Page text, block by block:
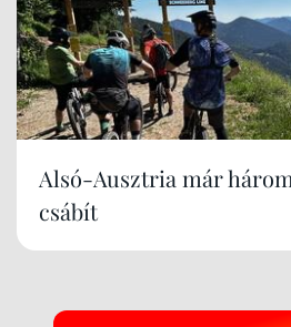
Alsó-Ausztria már
csábít